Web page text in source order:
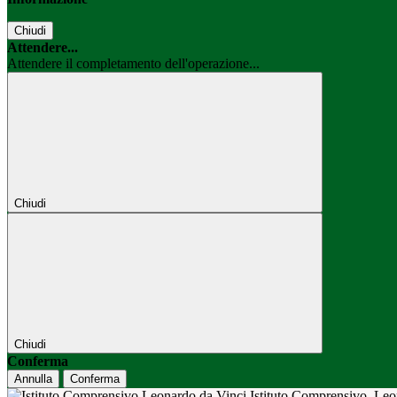
Chiudi
Attendere...
Attendere il completamento dell'operazione...
Chiudi
Chiudi
Conferma
Annulla Conferma